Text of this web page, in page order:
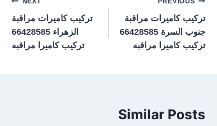
تصفّح
المقالات
تركيب كاميرات مراقبة
جنوب السرة 66428585
تركيب كاميرا مراقبه
تركيب كاميرات مراقبة
الزهراء 66428585
تركيب كاميرا مراقبه
Similar Posts